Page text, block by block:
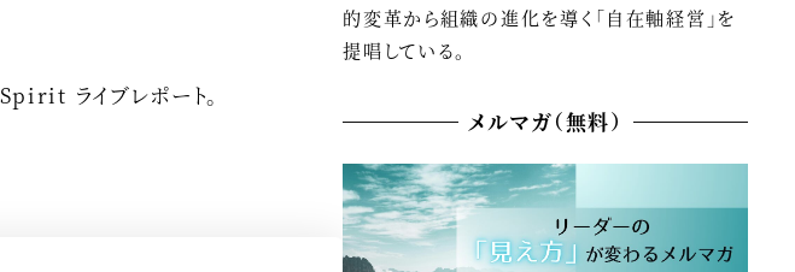
ライブレポート。
的変革から組織の進化を導く「自在軸経営」を
提唱している。
メルマガ（無料）